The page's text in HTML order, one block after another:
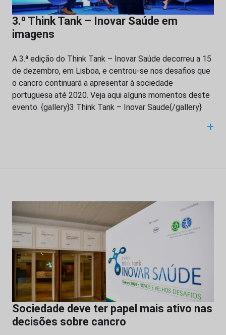
3.º Think Tank – Inovar Saúde em
imagens
A 3.ª edição do Think Tank – Inovar Saúde decorreu a 15
de dezembro, em Lisboa, e centrou-se nos desafios que
o cancro continuará a apresentar à sociedade
portuguesa até 2020. Veja aqui alguns momentos deste
evento. {gallery}3 Think Tank – Inovar Saude{/gallery}
+
Sociedade deve ter papel mais ativo nas
decisões sobre cancro